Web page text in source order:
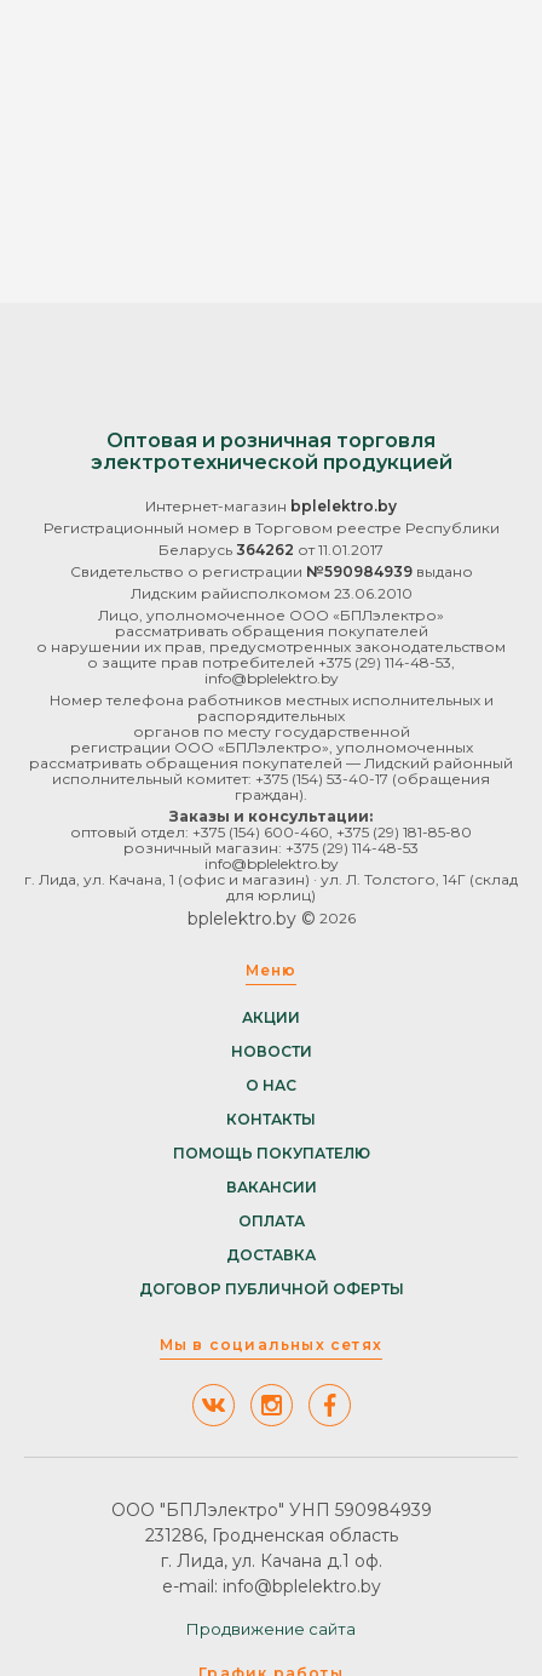
Оптовая и розничная торговля
электротехнической продукцией
Интернет-магазин bplelektro.by
Регистрационный номер в Торговом реестре Республики
Беларусь 364262 от 11.01.2017
Свидетельство о регистрации №590984939выдано
Лидским райисполкомом 23.06.2010
Лицо, уполномоченное ООО «БПЛэлектро»
рассматривать обращения покупателей
о нарушении их прав, предусмотренных законодательством
о защите прав потребителей +375 (29) 114-48-53
info@bplelektro.by
Номер телефона работников местных исполнительных и
распорядительных
органов по месту государственной
регистрации ООО «БПЛэлектро», уполномоченных
рассматривать обращения покупателей — Лидский районный
исполнительный комитет: +375 (154) 53-40-17 (обращения
граждан).
Заказы и консультации:
оптовый отдел: +375 (154) 600-460 +375 (29) 181-85-80
розничный магазин: +375 (29) 114-48-53
info@bplelektro.by
г. Лида, ул. Качана, 1 (офис и магазин) · ул. Л. Толстого, 14Г (склад
для юрлиц)
bplelektro.by © 2026
Меню
АКЦИИ
НОВОСТИ
О НАС
КОНТАКТЫ
ПОМОЩЬ ПОКУПАТЕЛЮ
ВАКАНСИИ
ОПЛАТА
ДОСТАВКА
ДОГОВОР ПУБЛИЧНОЙ ОФЕРТЫ
Мы в социальных сетях
ООО "БПЛэлектро" УНП 590984939
231286, Гродненская область
г. Лида, ул. Качана д.1 оф.
e-mail: info@bplelektro.by
Продвижение сайта